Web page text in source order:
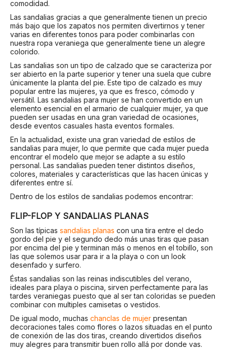
comodidad.
Las sandalias gracias a que generalmente tienen un precio
más bajo que los zapatos nos permiten divertirnos y tener
varias en diferentes tonos para poder combinarlas con
nuestra ropa veraniega que generalmente tiene un alegre
colorido.
Las sandalias son un tipo de calzado que se caracteriza por
ser abierto en la parte superior y tener una suela que cubre
únicamente la planta del pie. Este tipo de calzado es muy
popular entre las mujeres, ya que es fresco, cómodo y
versátil. Las sandalias para mujer se han convertido en un
elemento esencial en el armario de cualquier mujer, ya que
pueden ser usadas en una gran variedad de ocasiones,
desde eventos casuales hasta eventos formales.
En la actualidad, existe una gran variedad de estilos de
sandalias para mujer, lo que permite que cada mujer pueda
encontrar el modelo que mejor se adapte a su estilo
personal. Las sandalias pueden tener distintos diseños,
colores, materiales y características que las hacen únicas y
diferentes entre sí.
Dentro de los estilos de sandalias podemos encontrar:
FLIP-FLOP Y SANDALIAS PLANAS
Son las típicas sandalias planas con una tira entre el dedo
gordo del pie y el segundo dedo más unas tiras que pasan
por encima del pie y terminan más o menos en el tobillo, son
las que solemos usar para ir a la playa o con un look
desenfado y surfero.
Éstas sandalias son las reinas indiscutibles del verano,
ideales para playa o piscina, sirven perfectamente para las
tardes veraniegas puesto que al ser tan coloridas se pueden
combinar con multiples camisetas o vestidos.
De igual modo, muchas chanclas de mujer presentan
decoraciones tales como flores o lazos situadas en el punto
de conexión de las dos tiras, creando divertidos diseños
muy alegres para transmitir buen rollo allá por donde vas.